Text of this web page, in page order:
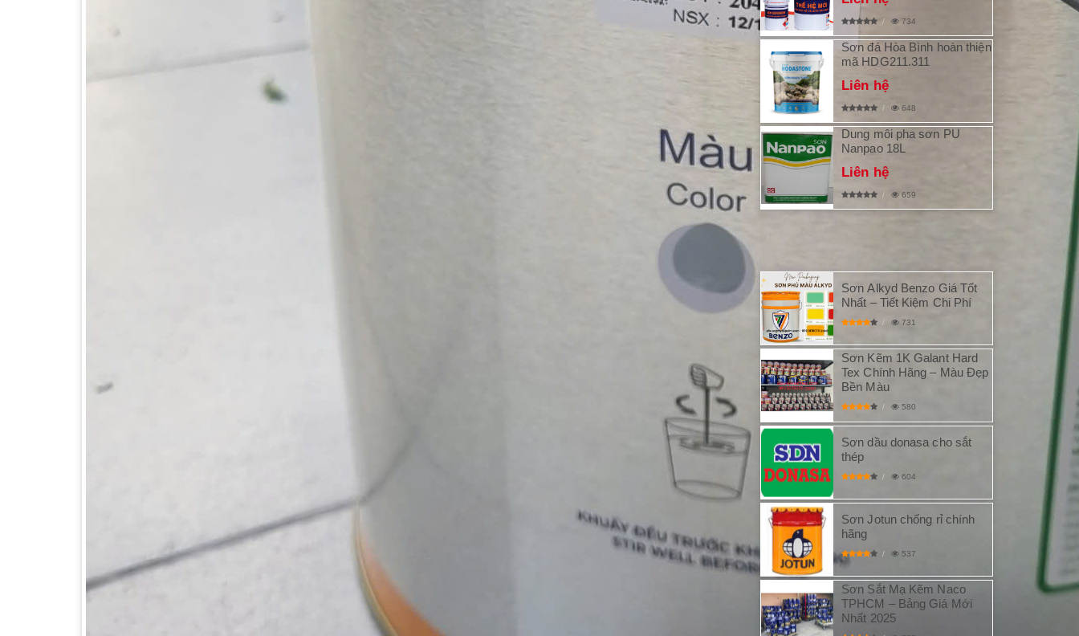
734
Sơn đá Hòa Bình hoàn thiện
mã HDG211.311
Liên hệ
648
Dung môi pha sơn PU
Nanpao 18L
Liên hệ
659
Sơn Alkyd Benzo Giá Tốt
Nhất – Tiết Kiệm Chi Phí
731
Sơn Kẽm 1K Galant Hard
Tex Chính Hãng – Màu Đẹp
Bền Màu
580
Sơn dầu donasa cho sắt
thép
604
Sơn Jotun chống rỉ chính
hãng
537
Sơn Sắt Mạ Kẽm Naco
TPHCM – Bảng Giá Mới
Nhất 2025